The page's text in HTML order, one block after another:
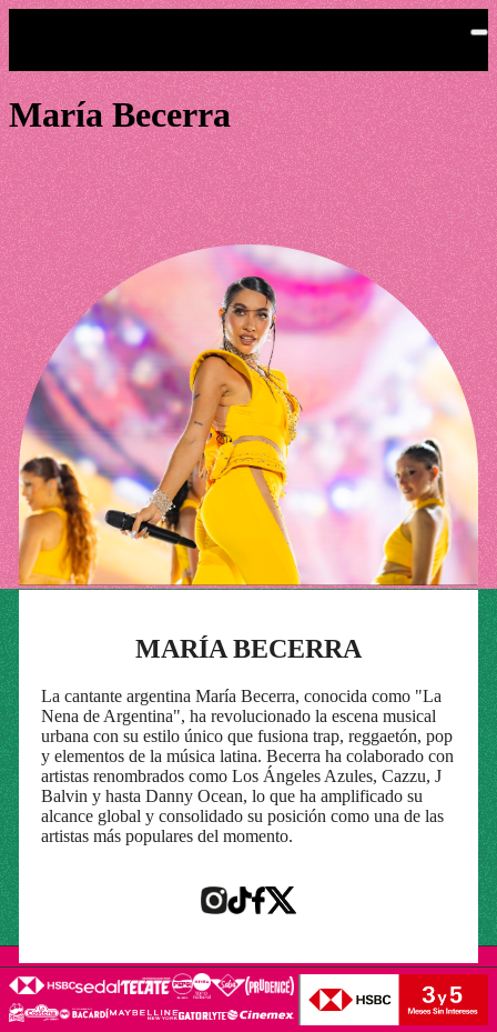
María Becerra
MARÍA BECERRA
La cantante argentina María Becerra, conocida como "La
Nena de Argentina", ha revolucionado la escena musical
urbana con su estilo único que fusiona trap, reggaetón, pop
y elementos de la música latina. Becerra ha colaborado con
artistas renombrados como Los Ángeles Azules, Cazzu, J
Balvin y hasta Danny Ocean, lo que ha amplificado su
alcance global y consolidado su posición como una de las
artistas más populares del momento.